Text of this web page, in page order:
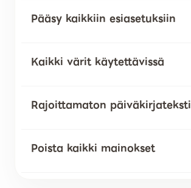
Pääsy kaikkiin esiasetuksiin
Kaikki värit käytettävissä
Rajoittamaton päiväkirjateksti
Poista kaikki mainokset